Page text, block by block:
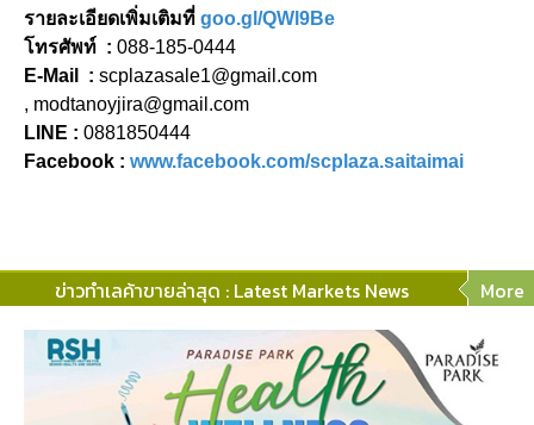
รายละเอียดเพิ่มเติมที่ goo.gl/QWl9Be
โทรศัพท์ : 088-185-0444
E-Mail : scplazasale1@gmail.com
, modtanoyjira@gmail.com
LINE : 0881850444
Facebook : www.facebook.com/scplaza.saitaimai
ข่าวทำเลค้าขายล่าสุด : Latest Markets News More